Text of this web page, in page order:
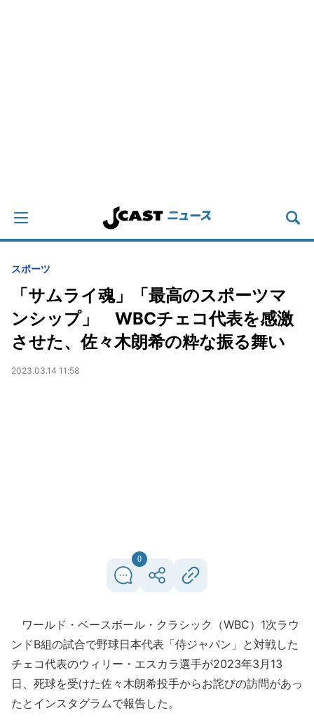
スポーツ
「サムライ魂」「最高のスポーツマ
ンシップ」 WBCチェコ代表を感激
させた、佐々木朗希の粋な振る舞い
2023.03.14 11:58
0
ワールド・ベースボール・クラシック（WBC）1次ラウ
ンドB組の試合で野球日本代表「侍ジャパン」と対戦した
チェコ代表のウィリー・エスカラ選手が2023年3月13
日、死球を受けた佐々木朗希投手からお詫びの訪問があっ
たとインスタグラムで報告した。